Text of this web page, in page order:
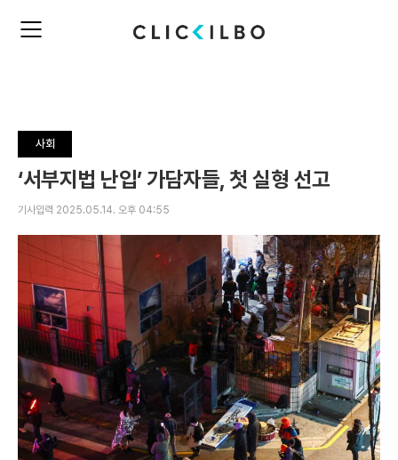
주
뉴
펼
치
기
사회
‘서부지법 난입’ 가담자들, 첫 실형 선고
기사입력 2025.05.14. 오후 04:55